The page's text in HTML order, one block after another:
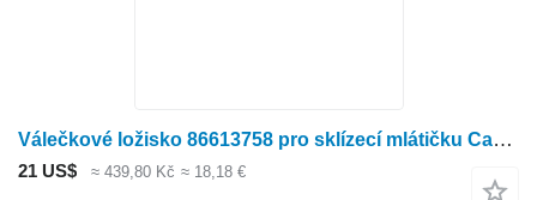
Válečkové ložisko 86613758 pro sklízecí mlátičku Case IH 5088,6088,7088
21 US$ ≈ 439,80 Kč ≈ 18,18 €